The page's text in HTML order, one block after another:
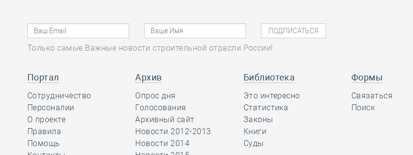
29.12, 12:25 0 1719
В строительный полдень. Ввод
жилья в России впервые достиг
за год
29.12, 11:28 0
Ирек Файзуллин поблагодарил
Анвара Шамузафарова за участие
в подготовке и проведении II
Только самые Важные новости строительной отрасли России!
Портал
Сотрудничество
Персоналии
О проекте
Правила
Помощь
Архив
Опрос дня
Голосования
Архивный сайт
Новости 2012-2013
Новости 2014
Библиотека
Это интересно
Статистика
Законы
Книги
Суды
Формы
Связаться
Поиск